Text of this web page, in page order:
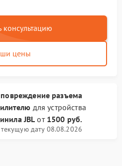
консультацию
цены
повреждение разъема
для устройства
JBL от 1500 руб.
дату 08.08.2026